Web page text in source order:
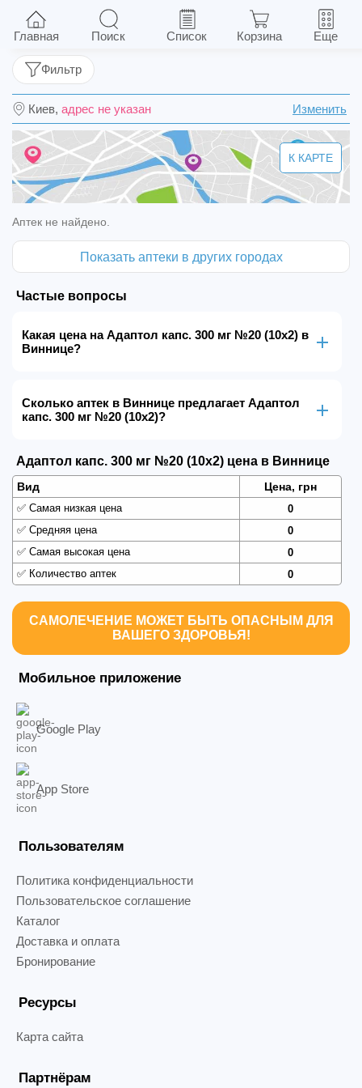
Адаптол капс. 300 мг №20 (10х2)
Киев, адрес не указан Изменить
Фильтр
К КАРТЕ
Аптек не найдено.
Показать аптеки в других городах
Частые вопросы
Какая цена на Адаптол капс. 300 мг №20 (10х2) в
Виннице?
Сколько аптек в Виннице предлагает Адаптол
капс. 300 мг №20 (10х2)?
Адаптол капс. 300 мг №20 (10х2) цена в Виннице
Вид Цена, грн
✅ Самая низкая цена
0
✅ Средняя цена
0
✅ Самая высокая цена
0
✅ Количество аптек 0
САМОЛЕЧЕНИЕ МОЖЕТ БЫТЬ ОПАСНЫМ ДЛЯ
ВАШЕГО ЗДОРОВЬЯ!
Мобильное приложение
Google Play
App Store
Пользователям
Политика конфиденциальности
Пользовательское соглашение
Каталог
Доставка и оплата
Бронирование
Ресурсы
Карта сайта
Партнёрам
Главная Поиск Список Корзина Еще